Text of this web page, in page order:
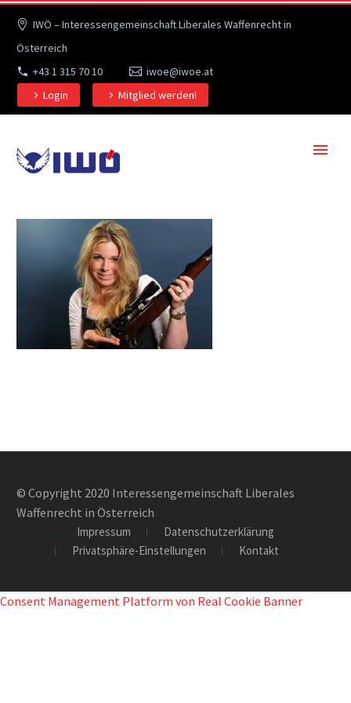
IWÖ – Interessengemeinschaft Liberales Waffenrecht in
Österreich
+43 1 315 70 10
iwoe@iwoe.at
Login
Mitglied werden!
© Copyright 2020 Interessengemeinschaft Liberales
Waffenrecht in Österreich
Impressum
Datenschutzerklärung
Privatsphäre-Einstellungen
Kontakt
Consent Management Platform von Real Cookie Banner